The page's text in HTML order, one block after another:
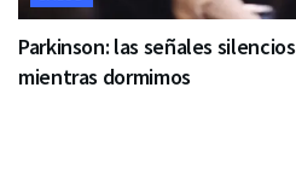
Parkinson: las señales
mientras dormimos